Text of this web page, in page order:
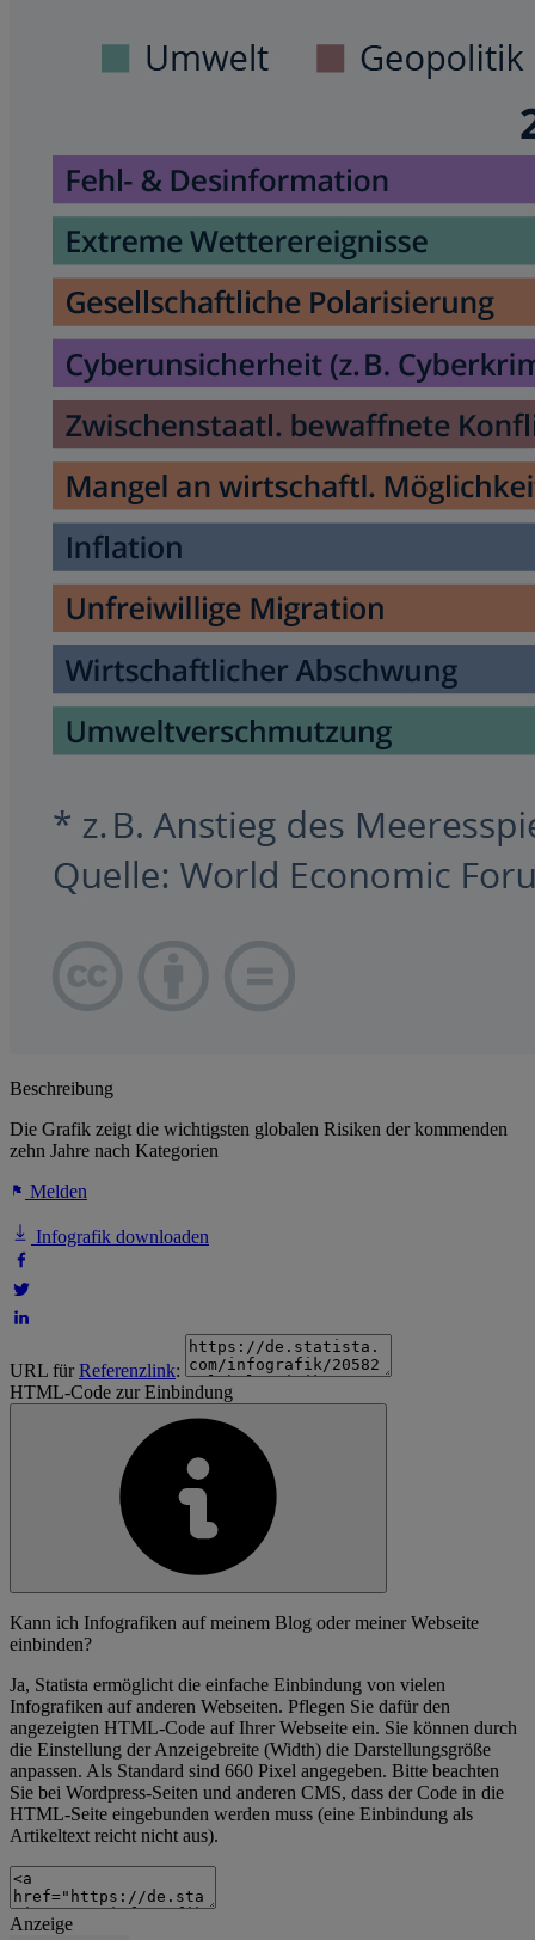
Beschreibung
Die Grafik zeigt die wichtigsten globalen Risiken der kommenden
zehn Jahre nach Kategorien
Melden
Infografik downloaden
URL fürReferenzlink:
HTML-Code zur Einbindung
Kann ich Infografiken auf meinem Blog oder meiner Webseite
einbinden?
Ja, Statista ermöglicht die einfache Einbindung von vielen
Infografiken auf anderen Webseiten. Pflegen Sie dafür den
angezeigten HTML-Code auf Ihrer Webseite ein. Sie können durch
die Einstellung der Anzeigebreite (Width) die Darstellungsgröße
anpassen. Als Standard sind 660 Pixel angegeben. Bitte beachten
Sie bei Wordpress-Seiten und anderen CMS, dass der Code in die
HTML-Seite eingebunden werden muss (eine Einbindung als
Artikeltext reicht nicht aus).
Anzeige